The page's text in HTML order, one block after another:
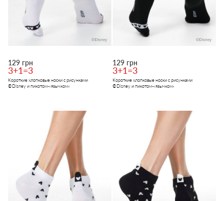
129 грн
3+1=3
Короткие хлопковые носки с рисунками
©Disney и пикотом-«язычком»
129 грн
3+1=3
Короткие хлопковые носки с рисунками
©Disney и пикотом-«язычком»